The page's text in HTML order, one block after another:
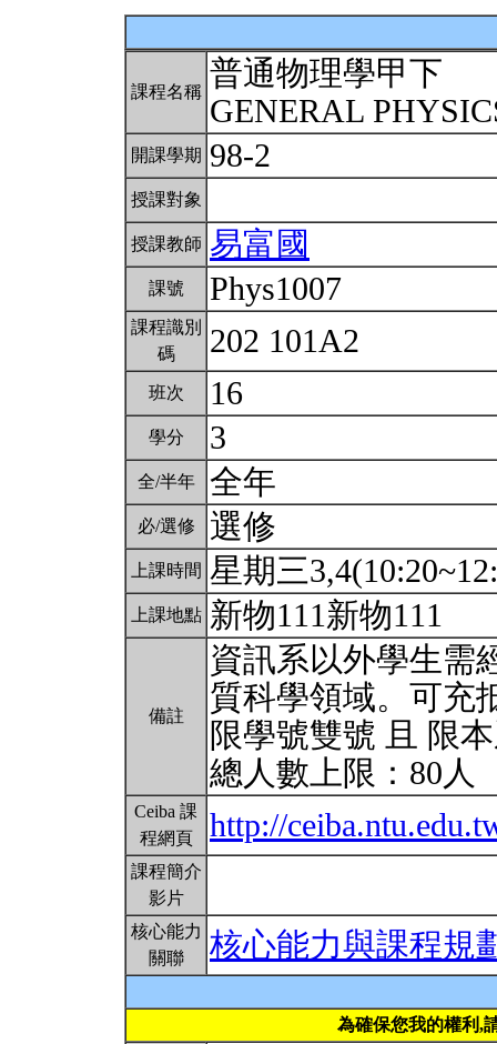
課程名稱 普通物理學甲下
GENERAL
開課學期 98-2
授課對象
授課教師 易富國
課號 Phys1007
課程識別
碼
202 101A2
班次 16
學分 3
全/半年 全年
必/選修 選修
上課時間 星期三
上課地點 新物111新物111
備註
資訊系以外學生需
質科學領域。可充
限學號雙號 且 限
總人數上限：80人
Ceiba 課
程網頁
http://
課程簡介
影片
核心能力
關聯
核心能力與課程規
為確保您我的權利,